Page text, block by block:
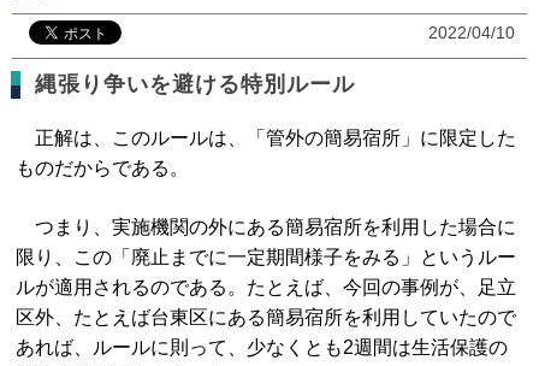
2022/04/10
縄張り争いを避ける特別ルール
正解は、このルールは、「管外の簡易宿所」に限定した
ものだからである。
つまり、実施機関の外にある簡易宿所を利用した場合に
限り、この「廃止までに一定期間様子をみる」というルー
ルが適用されるのである。たとえば、今回の事例が、足立
区外、たとえば台東区にある簡易宿所を利用していたので
あれば、ルールに則って、少なくとも2週間は生活保護の